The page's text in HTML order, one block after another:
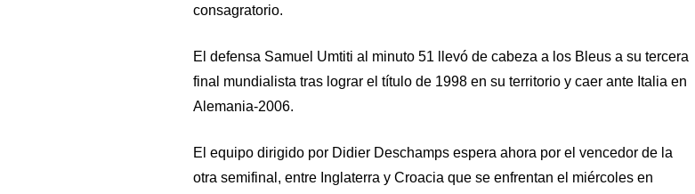
consagratorio.
El defensa Samuel Umtiti al minuto 51 llevó de cabeza a los Bleus a su tercera
final mundialista tras lograr el título de 1998 en su territorio y caer ante Italia en
Alemania-2006.
El equipo dirigido por Didier Deschamps espera ahora por el vencedor de la
otra semifinal, entre Inglaterra y Croacia que se enfrentan el miércoles en